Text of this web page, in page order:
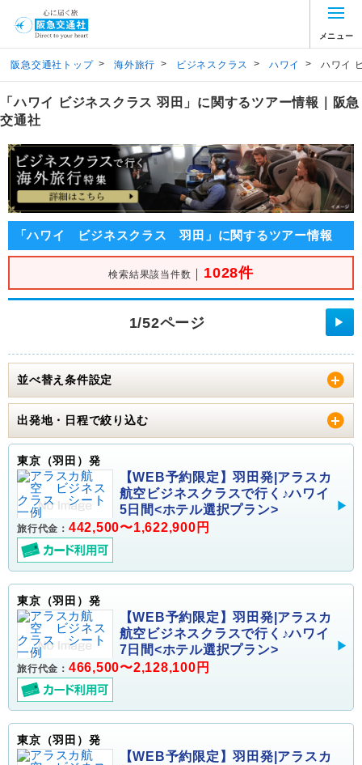
メニュー
阪急交通社トップ > 海外旅行 > ビジネスクラス > ハワイ > ハワイ
「ハワイ ビジネスクラス 羽田」に関するツアー情報｜阪急
交通社
「ハワイ ビジネスクラス 羽田」に関するツアー情報
検索結果該当件数 1028件
1/52ページ ▶
並べ替え条件設定
出発地・日程で絞り込む
東京（羽田）発
【WEB予約限定】羽田発|アラスカ
航空ビジネスクラスで行く♪ハワイ
5日間<ホテル選択プラン>
旅行代金： 442,500〜1,622,900円
東京（羽田）発
【WEB予約限定】羽田発|アラスカ
航空ビジネスクラスで行く♪ハワイ
7日間<ホテル選択プラン>
旅行代金： 466,500〜2,128,100円
東京（羽田）発
【WEB予約限定】羽田発|アラスカ